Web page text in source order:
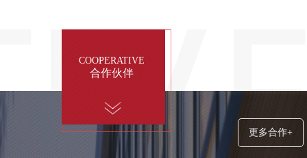
COOPERATIVE
合作伙伴
更多合作+